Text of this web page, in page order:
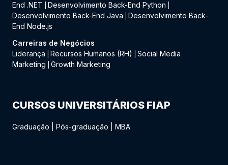
End .NET
Desenvolvimento Back-End Python
Desenvolvimento Back-End Java
Desenvolvimento Back-
End Node.js
Carreiras de Negócios
Liderança
Recursos Humanos (RH)
Social Media
Marketing
Growth Marketing
CURSOS UNIVERSITÁRIOS FIAP
Graduação Pós-graduação MBA